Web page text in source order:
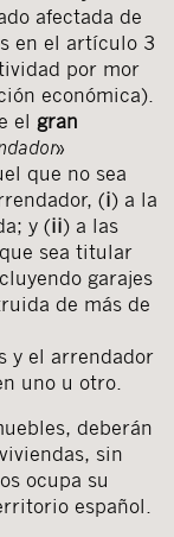
afectada de
en el artículo 3
por mor
económica).
el gran
»
que no sea
(i) a la
y (ii) a las
sea titular
garajes
de más de
y el arrendador
uno u otro.
deberán
sin
ocupa su
español.